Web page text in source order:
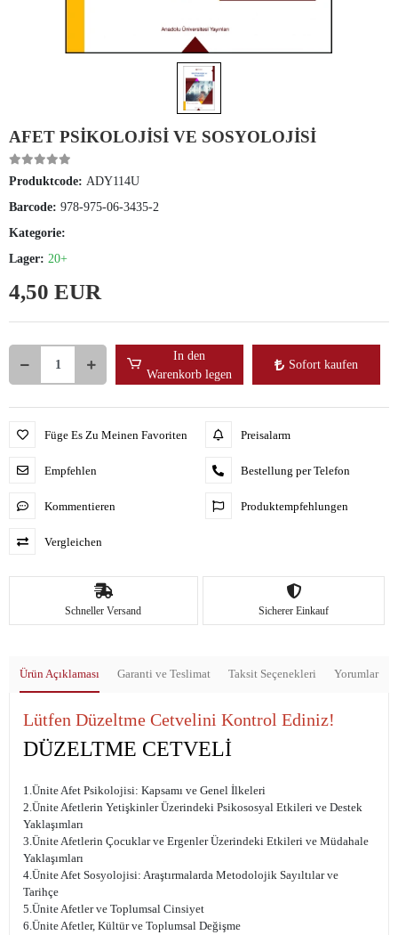
AFET PSİKOLOJİSİ VE SOSYOLOJİSİ
Produktcode: ADY114U
Barcode: 978-975-06-3435-2
Kategorie:
Lager: 20+
4,50 EUR
In den
Warenkorb legen
Sofort kaufen
Füge Es Zu Meinen Favoriten
Empfehlen
Kommentieren
Vergleichen
Preisalarm
Bestellung per Telefon
Produktempfehlungen
Schneller Versand Sicherer Einkauf
Ürün Açıklaması Garanti ve Teslimat Taksit Seçenekleri Yorumlar
Lütfen Düzeltme Cetvelini Kontrol Ediniz!
DÜZELTME CETVELİ
1.Ünite Afet Psikolojisi: Kapsamı ve Genel İlkeleri
2.Ünite Afetlerin Yetişkinler Üzerindeki Psikososyal Etkileri ve Destek
Yaklaşımları
3.Ünite Afetlerin Çocuklar ve Ergenler Üzerindeki Etkileri ve Müdahale
Yaklaşımları
4.Ünite Afet Sosyolojisi: Araştırmalarda Metodolojik Sayıltılar ve
Tarihçe
5.Ünite Afetler ve Toplumsal Cinsiyet
6.Ünite Afetler, Kültür ve Toplumsal Değişme